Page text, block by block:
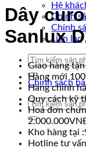
Hệ
Chính
Chính
Liên lạc
Tìm
kiếm:
Chính sách
Tìm
kiếm:
Dây
Sanlux
Giao hàng
Hàng mới
Hàng chính
Quy cách kỹ
Hoá đơn
Kho hàng tại
Hotline tư